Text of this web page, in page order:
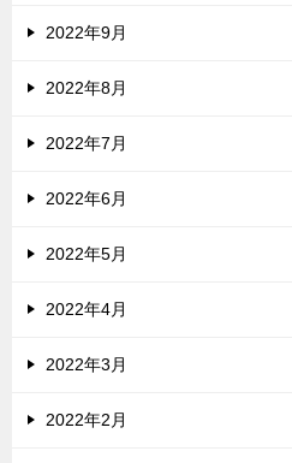
2022年9月
2022年8月
2022年7月
2022年6月
2022年5月
2022年4月
2022年3月
2022年2月